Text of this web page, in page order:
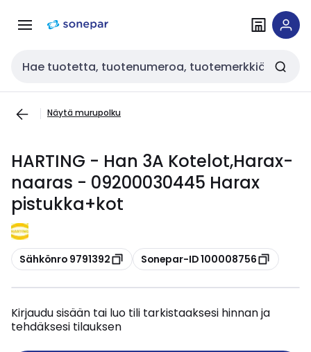
navigointiinsisältöön
Haku
Näytä murupolku
HARTING - Han 3A Kotelot,Harax-
naaras - 09200030445 Harax
pistukka+kot
Kopioi
Sähkönro 9791392 Kopioi
Sonepar-ID 100008756
Kirjaudu sisään tai luo tili tarkistaaksesi hinnan ja
tehdäksesi tilauksen